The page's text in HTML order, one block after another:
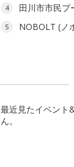
4 田川市市民プ
5
NOBOLT (ノ
最近見たイベント
ん。